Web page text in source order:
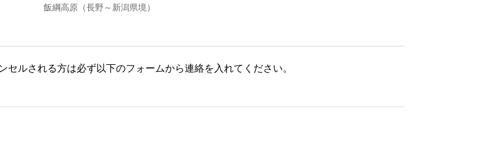
飯綱高原（長野～新潟県境）
セルされる方は必ず以下のフォームから連絡を入れてください。